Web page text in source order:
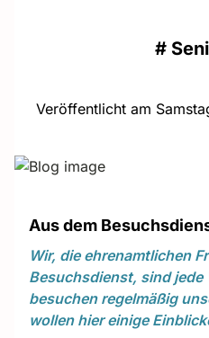
#
Veröffentlicht am
Aus dem
Wir, die ehrenamtlichen
Besuchsdienst, sind jede
besuchen regelmäßig
wollen hier einige